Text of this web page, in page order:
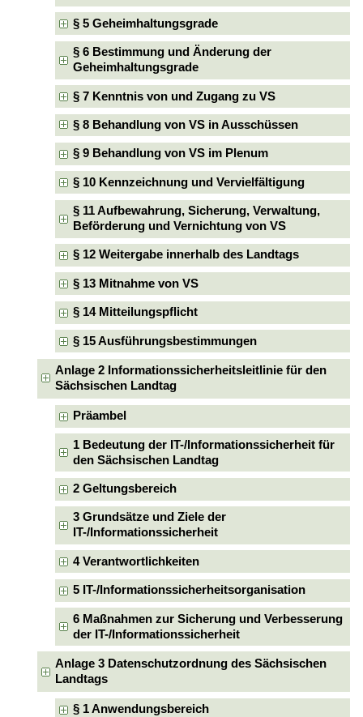
§ 5 Geheimhaltungsgrade
§ 6 Bestimmung und Änderung der
Geheimhaltungsgrade
§ 7 Kenntnis von und Zugang zu VS
§ 8 Behandlung von VS in Ausschüssen
§ 9 Behandlung von VS im Plenum
§ 10 Kennzeichnung und Vervielfältigung
§ 11 Aufbewahrung, Sicherung, Verwaltung,
Beförderung und Vernichtung von VS
§ 12 Weitergabe innerhalb des Landtags
§ 13 Mitnahme von VS
§ 14 Mitteilungspflicht
§ 15 Ausführungsbestimmungen
Anlage 2 Informationssicherheitsleitlinie für den
Sächsischen Landtag
Präambel
1 Bedeutung der IT-/Informationssicherheit für
den Sächsischen Landtag
2 Geltungsbereich
3 Grundsätze und Ziele der
IT-/Informationssicherheit
4 Verantwortlichkeiten
5 IT-/Informationssicherheitsorganisation
6 Maßnahmen zur Sicherung und Verbesserung
der IT-/Informationssicherheit
Anlage 3 Datenschutzordnung des Sächsischen
Landtags
§ 1 Anwendungsbereich